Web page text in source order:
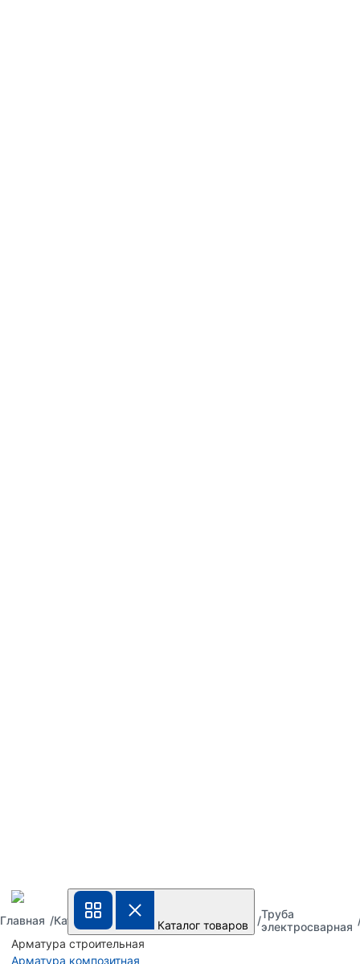
Каталог товаров
Арматура строительная
Арматура композитная
Главная Каталог
Труба
металлическая
стальная
Труба
электросварная